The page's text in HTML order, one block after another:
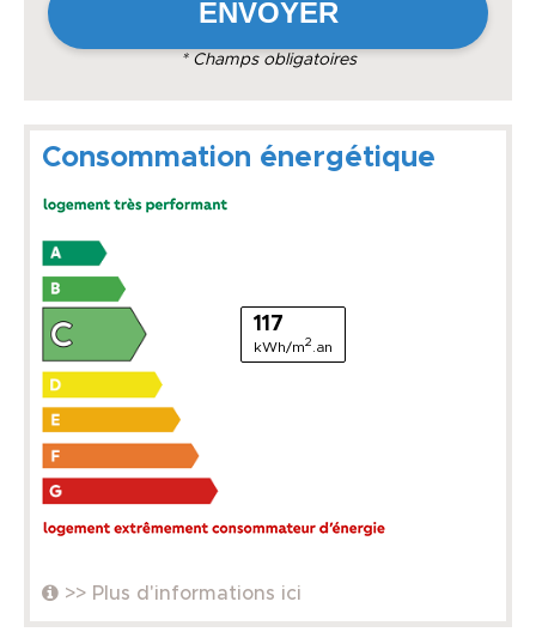
* Champs obligatoires
Consommation énergétique
117
kWh/m2 .an
>> Plus d'informations ici